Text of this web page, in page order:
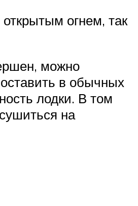
огнем, так
можно
оставить в обычных
лодки. В том
на